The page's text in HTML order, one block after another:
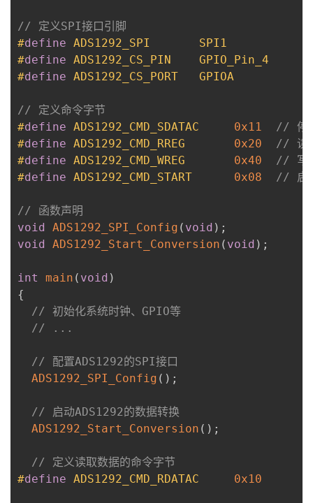
// 定义SPI接口引脚
#define ADS1292_SPI
SPI1
#define ADS1292_CS_PIN
GPIO_Pin_4
#define ADS1292_CS_PORT
GPIOA
// 定义命令字节
#define ADS1292_CMD_SDATAC 0x11
// 停
#define ADS1292_CMD_RREG 0x20
// 读
#define ADS1292_CMD_WREG 0x40
// 写
#define ADS1292_CMD_START 0x08
// 启
// 函数声明
void
ADS1292_SPI_Config ( void ) ;
void
ADS1292_Start_Conversion ( void ) ;
int
main ( void )
{
// 初始化系统时钟、GPIO等
// ...
// 配置ADS1292的SPI接口
ADS1292_SPI_Config ( ) ;
// 启动ADS1292的数据转换
ADS1292_Start_Conversion ( ) ;
// 定义读取数据的命令字节
#define ADS1292_CMD_RDATAC
0x10